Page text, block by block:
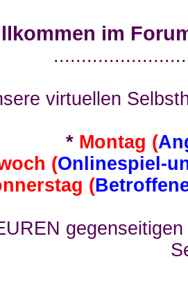
im
virtuellen
* Montag (
(Onlinespiel-
(